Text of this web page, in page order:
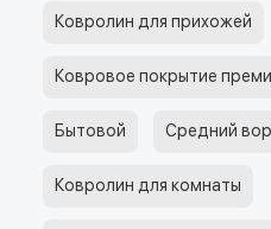
Ковролин для прихожей
Ковровое покрытие
Бытовой Средний
Ковролин для комнаты